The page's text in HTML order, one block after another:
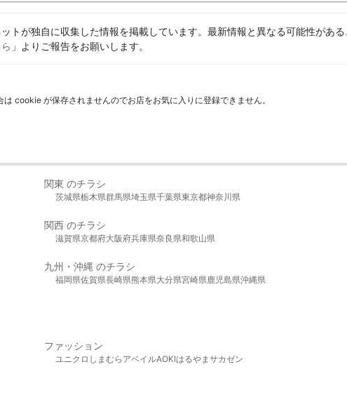
トが独自に収集した情報を掲載しています。最新情報と異なる可能性があ
」よりご報告をお願いします。
cookie が保存されませんのでお店をお気に入りに登録できません。
関東 のチラシ
茨城県栃木県群馬県埼玉県千葉県東京都神奈川県
関西 のチラシ
滋賀県京都府大阪府兵庫県奈良県和歌山県
九州・沖縄 のチラシ
福岡県佐賀県長崎県熊本県大分県宮崎県鹿児島県沖縄県
ファッション
ユニクロ しまむら アベイルAOKIはるやま サカゼン